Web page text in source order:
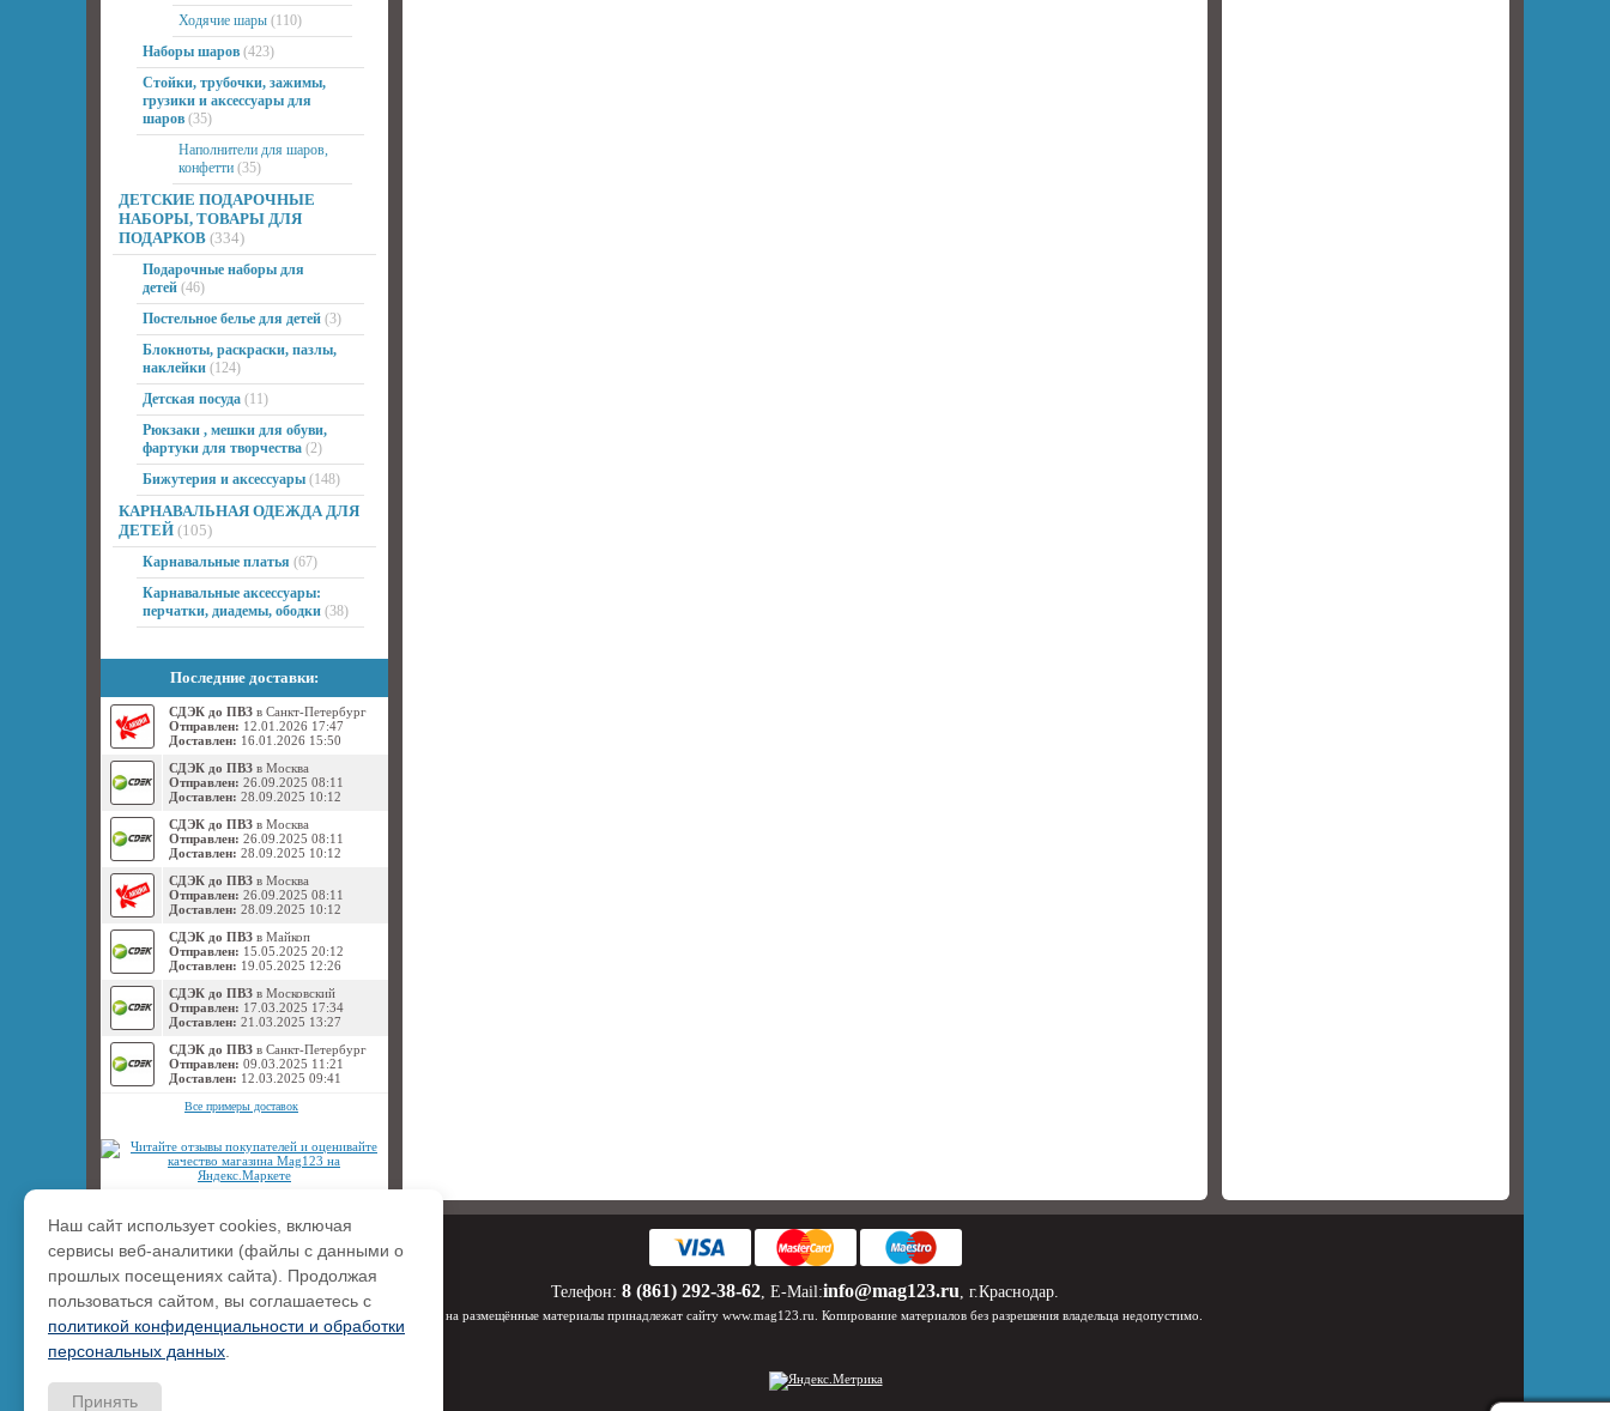
Ходячие шары (110)
Наборы шаров (423)
Стойки, трубочки, зажимы,
грузики и аксессуары для
шаров (35)
Наполнители для шаров,
конфетти (35)
ДЕТСКИЕ ПОДАРОЧНЫЕ
НАБОРЫ, ТОВАРЫ ДЛЯ
ПОДАРКОВ (334)
Подарочные наборы для
детей (46)
Постельное белье для детей (3)
Блокноты, раскраски, пазлы,
наклейки (124)
Детская посуда (11)
Рюкзаки , мешки для обуви,
фартуки для творчества (2)
Бижутерия и аксессуары (148)
КАРНАВАЛЬНАЯ ОДЕЖДА ДЛЯ
ДЕТЕЙ (105)
Карнавальные платья (67)
Карнавальные аксессуары:
перчатки, диадемы, ободки (38)
Последние доставки:
СДЭК до ПВЗ в Санкт-Петербург
Отправлен: 12.01.2026 17:47
Доставлен: 16.01.2026 15:50
СДЭК до ПВЗ в Москва
Отправлен: 26.09.2025 08:11
Доставлен: 28.09.2025 10:12
СДЭК до ПВЗ в Москва
Отправлен: 26.09.2025 08:11
Доставлен: 28.09.2025 10:12
СДЭК до ПВЗ в Москва
Отправлен: 26.09.2025 08:11
Доставлен: 28.09.2025 10:12
СДЭК до ПВЗ в Майкоп
Отправлен: 15.05.2025 20:12
Доставлен: 19.05.2025 12:26
СДЭК до ПВЗ в Московский
Отправлен: 17.03.2025 17:34
Доставлен: 21.03.2025 13:27
СДЭК до ПВЗ в Санкт-Петербург
Отправлен: 09.03.2025 11:21
Доставлен: 12.03.2025 09:41
Все примеры доставок
Телефон: 8 (861) 292-38-62, E-Mail:info@mag123.ru, г.Краснодар.
Права на размещённые материалы принадлежат сайту www.mag123.ru. Копирование материалов без разрешения владельца недопустимо.
Наш сайт использует cookies, включая
сервисы веб-аналитики (файлы с данными о
прошлых посещениях сайта). Продолжая
пользоваться сайтом, вы соглашаетесь с
политикой конфиденциальности и обработки
персональных данных
Принять